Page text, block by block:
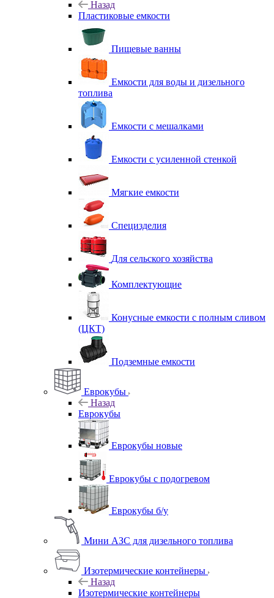
Назад
Пластиковые емкости
Пищевые ванны
Емкости для воды и дизельного
топлива
Емкости с мешалками
Емкости с усиленной стенкой
Мягкие емкости
Специзделия
Для сельского хозяйства
Комплектующие
Конусные емкости с полным сливом
(ЦКТ)
Подземные емкости
Еврокубы
Назад
Еврокубы
Еврокубы новые
Еврокубы с подогревом
Еврокубы б/у
Мини АЗС для дизельного топлива
Изотермические контейнеры
Назад
Изотермические контейнеры